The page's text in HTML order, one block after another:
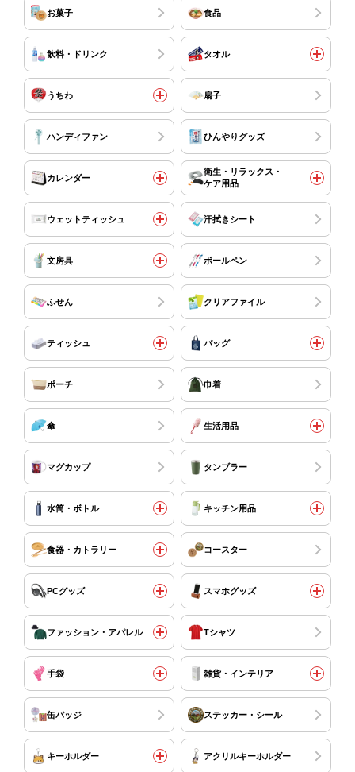
お菓子 食品
飲料・ドリンク タオル
うちわ 扇子
ハンディファン ひんやりグッズ
カレンダー
衛生・リラックス・
ケア用品
ウェットティッシュ 汗拭きシート
文房具 ボールペン
ふせん クリアファイル
ティッシュ バッグ
ポーチ 巾着
傘 生活用品
マグカップ タンブラー
水筒・ボトル キッチン用品
食器・カトラリー コースター
PCグッズ スマホグッズ
ファッション・アパレル Tシャツ
手袋 雑貨・インテリア
缶バッジ ステッカー・シール
キーホルダー アクリルキーホルダー